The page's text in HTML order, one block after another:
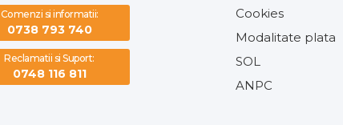
Comenzi si informatii:
0738 793 740
Reclamatii si Suport:
0748 116 811
Cookies
Modalitate plata
SOL
ANPC